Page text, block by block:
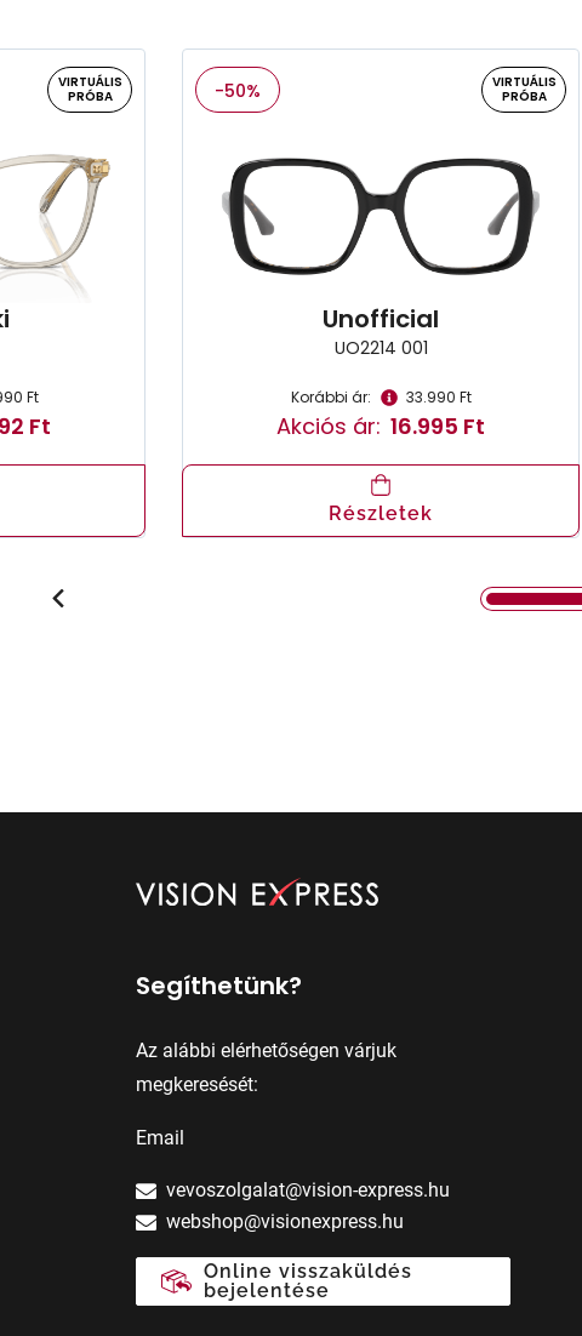
VIRTUÁLIS
PRÓBA
Ft
Ft
-50%
VIRTUÁLIS
PRÓBA
Unofficial
UO2214 001
Korábbi ár: 33.990 Ft
Akciós ár: 16.995 Ft
Részletek
Segíthetünk?
Az alábbi elérhetőségen várjuk
megkeresését:
Email
vevoszolgalat@vision-express.hu
webshop@visionexpress.hu
Online visszaküldés
bejelentése